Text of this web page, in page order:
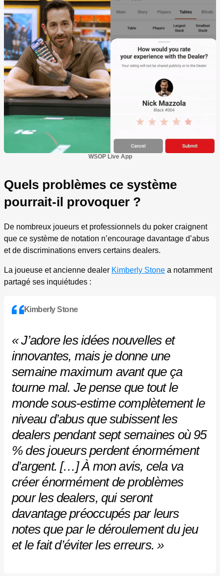
WSOP Live App
Quels problèmes ce système
pourrait-il provoquer ?
De nombreux joueurs et professionnels du poker craignent
que ce système de notation n’encourage davantage d’abus
et de discriminations envers certains dealers.
La joueuse et ancienne dealer Kimberly Stone a notamment
partagé ses inquiétudes :
Kimberly Stone
« J’adore les idées nouvelles et
innovantes, mais je donne une
semaine maximum avant que ça
tourne mal. Je pense que tout le
monde sous-estime complètement le
niveau d’abus que subissent les
dealers pendant sept semaines où 95
% des joueurs perdent énormément
d’argent. […] À mon avis, cela va
créer énormément de problèmes
pour les dealers, qui seront
davantage préoccupés par leurs
notes que par le déroulement du jeu
et le fait d’éviter les erreurs. »